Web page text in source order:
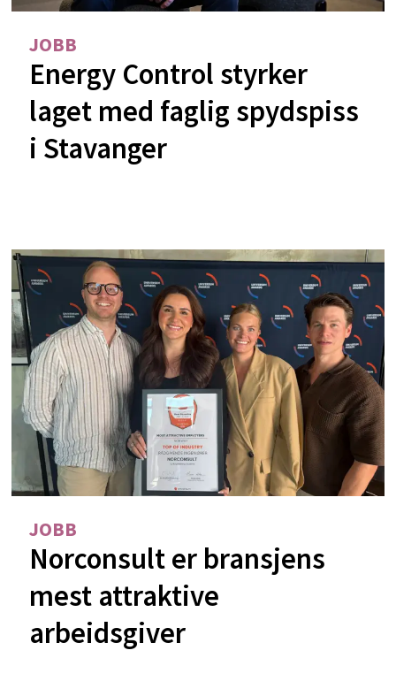
JOBB
Energy Control styrker
laget med faglig spydspiss
i Stavanger
JOBB
Norconsult er bransjens
mest attraktive
arbeidsgiver